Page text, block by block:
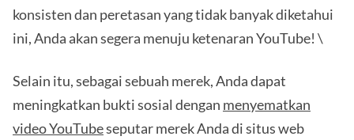
konsisten dan peretasan yang tidak banyak diketahui
ini, Anda akan segera menuju ketenaran YouTube! \
Selain itu, sebagai sebuah merek, Anda dapat
meningkatkan bukti sosial dengan menyematkan
video YouTubeseputar merek Anda di situs web